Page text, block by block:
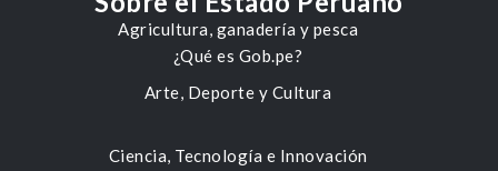
Agricultura, ganadería y pesca
Arte, Deporte y Cultura
Ciencia, Tecnología e Innovación
¿Qué es Gob.pe?